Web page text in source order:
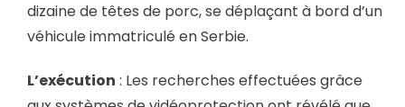
dizaine de têtes de porc, se déplaçant à bord d’un
véhicule immatriculé en Serbie.
L’exécution : Les recherches effectuées grâce